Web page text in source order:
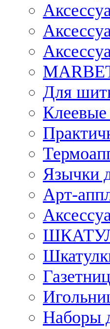
Для
Язычки
Арт-
Наборы